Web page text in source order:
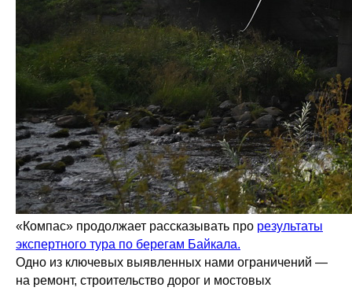
«Компас» продолжает рассказывать про результаты
экспертного тура по берегам Байкала.
Одно из ключевых выявленных нами ограничений —
на ремонт, строительство дорог и мостовых